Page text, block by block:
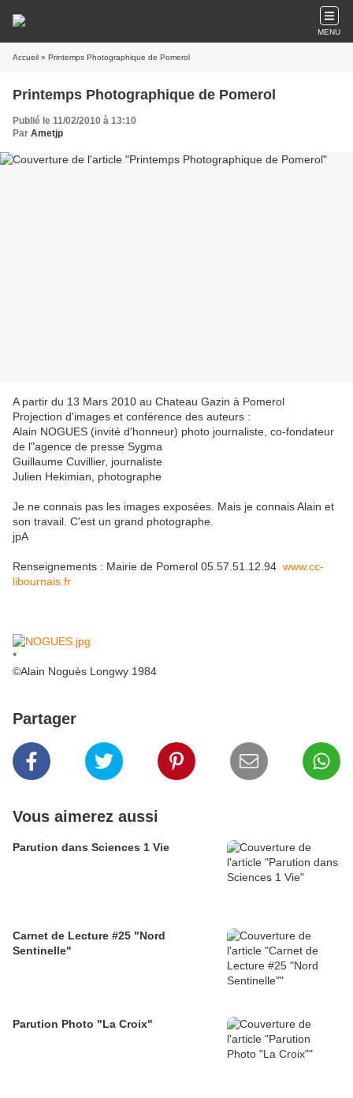
MENU
Accueil » Printemps Photographique de Pomerol
Printemps Photographique de Pomerol
Publié le 11/02/2010 à 13:10
Par Ametjp
A partir du 13 Mars 2010 au Chateau Gazin à Pomerol
Projection d'images et conférence des auteurs :
Alain NOGUES (invité d'honneur) photo journaliste, co-fondateur
de l"agence de presse Sygma
Guillaume Cuvillier, journaliste
Julien Hekimian, photographe
Je ne connais pas les images exposées. Mais je connais Alain et
son travail. C'est un grand photographe.
jpA
Renseignements : Mairie de Pomerol 05.57.51.12.94 www.cc-
libournais.fr
*
©Alain Noguès Longwy 1984
Partager
Vous aimerez aussi
Parution dans Sciences 1 Vie
Carnet de Lecture #25 "Nord
Sentinelle"
Parution Photo "La Croix"